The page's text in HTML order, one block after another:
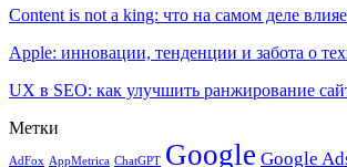
Content is not a king: что на самом деле
Apple: инновации, тенденции и забота о
UX в SEO: как улучшить ранжирование
Метки
AdFox AppMetrica ChatGPT Google Google